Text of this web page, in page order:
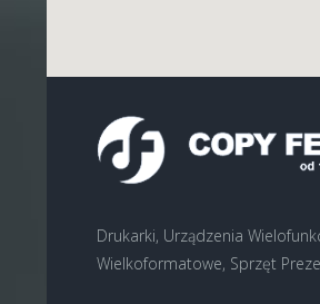
Drukarki, Urządzenia
Wielkoformatowe, Sprzęt